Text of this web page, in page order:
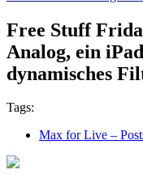
Free Stuff
Analog, ein
dynamisches
Tags:
Max for Live –